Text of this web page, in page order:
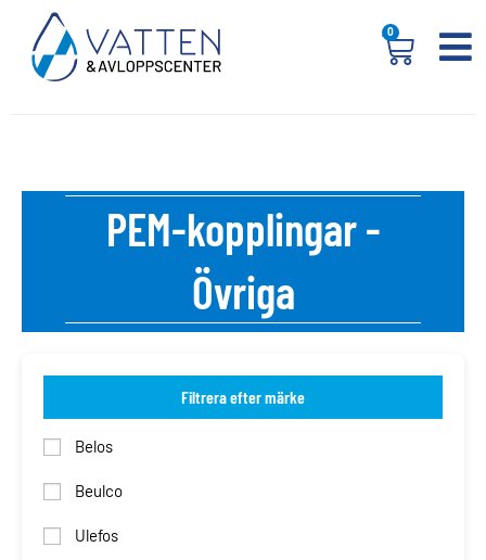
0
PEM-kopplingar -
Övriga
Filtrera efter märke
Belos
Beulco
Ulefos